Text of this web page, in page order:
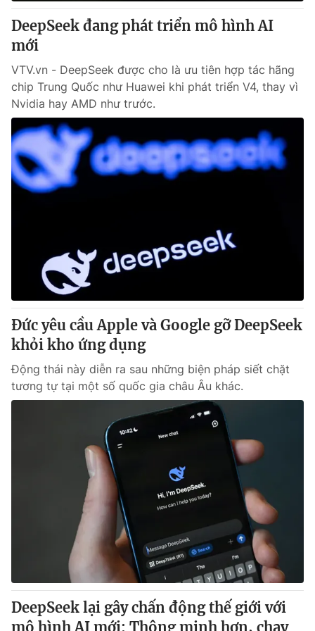
® Cấm sao chép dưới mọi hình thức nếu không có sự chấp
thuận bằng văn bản. Ghi rõ nguồn VTV.vn khi phát hành lại
thông tin từ website này.
DeepSeek đang phát triển mô hình AI
mới
VTV.vn - DeepSeek được cho là ưu tiên hợp tác hãng
chip Trung Quốc như Huawei khi phát triển V4, thay vì
Nvidia hay AMD như trước.
Đức yêu cầu Apple và Google gỡ DeepSeek
khỏi kho ứng dụng
Động thái này diễn ra sau những biện pháp siết chặt
tương tự tại một số quốc gia châu Âu khác.
DeepSeek lại gây chấn động thế giới với
mô hình AI mới: Thông minh hơn, chạy